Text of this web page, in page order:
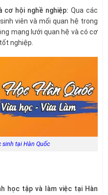
cơ hội nghề nghiệp: Qua các
viên và mối quan hệ trong
mạng lưới quan hệ và có cơ
nghiệp.
sinh tại Hàn Quốc
học tập và làm việc tại Hàn